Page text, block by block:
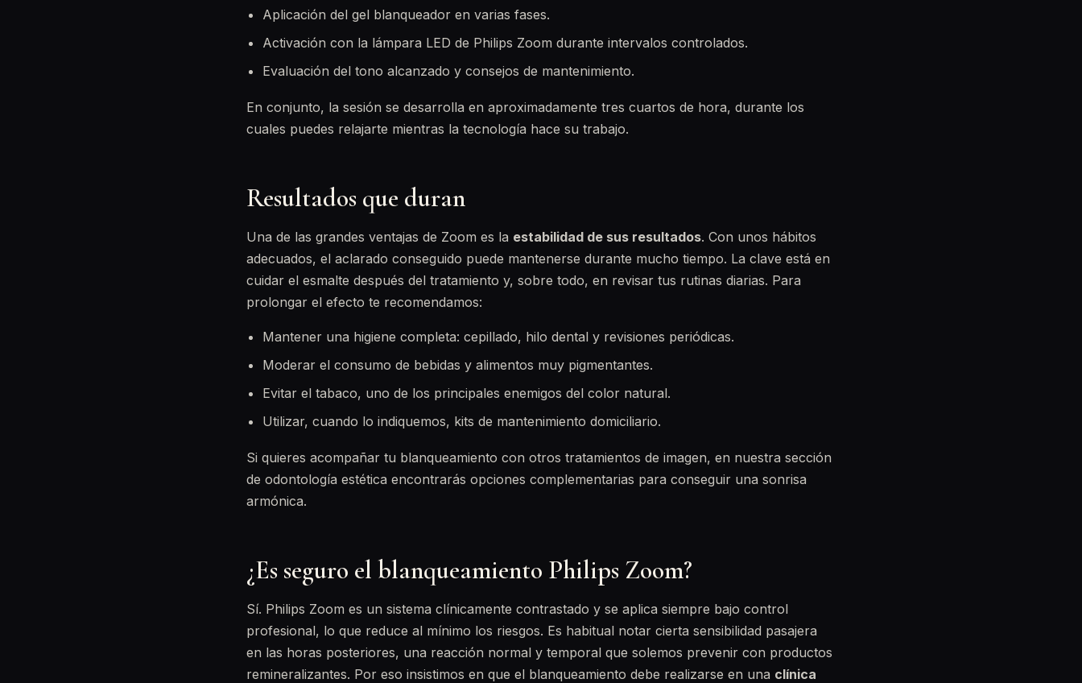
Aplicación del gel blanqueador en varias fases.
Activación con la lámpara LED de Philips Zoom durante intervalos controlados.
Evaluación del tono alcanzado y consejos de mantenimiento.
En conjunto, la sesión se desarrolla en aproximadamente tres cuartos de hora, durante los
cuales puedes relajarte mientras la tecnología hace su trabajo.
Resultados que duran
Una de las grandes ventajas de Zoom es la estabilidad de sus resultados. Con unos hábitos
adecuados, el aclarado conseguido puede mantenerse durante mucho tiempo. La clave está en
cuidar el esmalte después del tratamiento y, sobre todo, en revisar tus rutinas diarias. Para
prolongar el efecto te recomendamos:
Mantener una higiene completa: cepillado, hilo dental y revisiones periódicas.
Moderar el consumo de bebidas y alimentos muy pigmentantes.
Evitar el tabaco, uno de los principales enemigos del color natural.
Utilizar, cuando lo indiquemos, kits de mantenimiento domiciliario.
Si quieres acompañar tu blanqueamiento con otros tratamientos de imagen, en nuestra sección
de odontología estética encontrarás opciones complementarias para conseguir una sonrisa
armónica.
¿Es seguro el blanqueamiento Philips Zoom?
Sí. Philips Zoom es un sistema clínicamente contrastado y se aplica siempre bajo control
profesional, lo que reduce al mínimo los riesgos. Es habitual notar cierta sensibilidad pasajera
en las horas posteriores, una reacción normal y temporal que solemos prevenir con productos
remineralizantes. Por eso insistimos en que el blanqueamiento debe realizarse en una clínica